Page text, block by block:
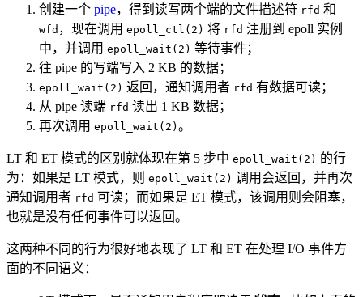
创建一个 pipe，得到读写两个端的文件描述符 rfd 和
wfd ，现在调用 epoll_ctl(2) 将 rfd 注册到 epoll 实例
中，并调用 epoll_wait(2) 等待事件；
往 pipe 的写端写入 2 KB 的数据；
epoll_wait(2) 返回，通知调用者 rfd 有数据可读；
从 pipe 读端 rfd 读出 1 KB 数据；
再次调用 epoll_wait(2) 。
LT 和 ET 模式的区别就体现在第 5 步中 epoll_wait(2) 的行
为：如果是 LT 模式，则 epoll_wait(2) 调用会返回，并再次
通知调用者 rfd 可读；而如果是 ET 模式，该调用则会阻塞，
也就是没有任何事件可以返回。
这两种不同的行为很好地表现了 LT 和 ET 在处理 I/O 事件方
面的不同语义：